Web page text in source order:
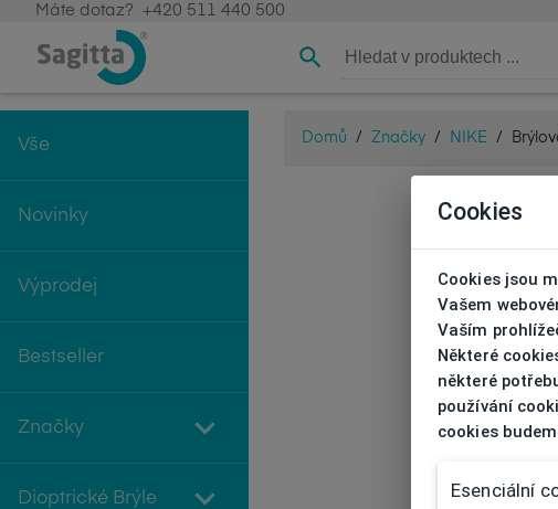
Máte dotaz? +420 511 440 500
Vše
Novinky
Výprodej
Bestseller
Značky
Dioptrické Brýle
Domů / Značky / NIKE /
Cookies
Cookies jsou
Vašem
Vaším
Některé
některé
používání
cookies
Esenciální